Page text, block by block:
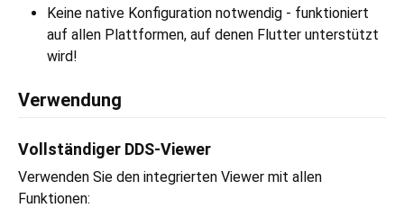
Keine native Konfiguration notwendig - funktioniert
auf allen Plattformen, auf denen Flutter unterstützt
wird!
Verwendung
Vollständiger DDS-Viewer
Verwenden Sie den integrierten Viewer mit allen
Funktionen: